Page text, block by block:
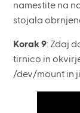
namestite na
stojala
Korak 9: Zdaj
tirnico in
/dev/mount in